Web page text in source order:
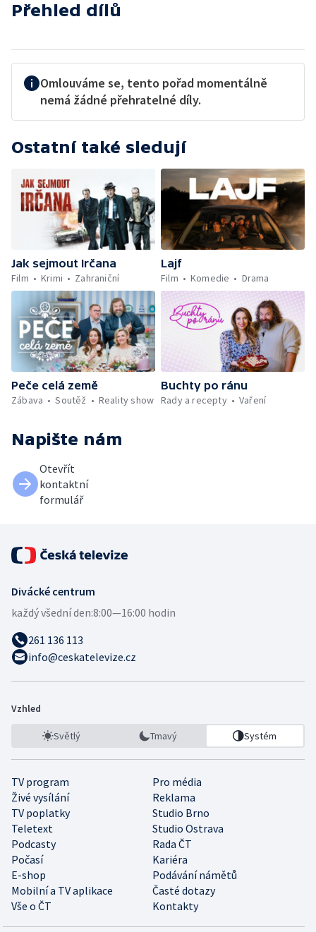
Přehled dílů
Omlouváme se, tento pořad momentálně
nemá žádné přehratelné díly.
Ostatní také sledují
Jak sejmout Irčana
Film
Krimi Zahraniční
Lajf
Film
Komedie Drama
Peče celá země
Zábava
Soutěž Reality show
Buchty po ránu
Rady a recepty
Vaření
Napište nám
Otevřít
kontaktní
formulář
Divácké centrum
každý všední den:8:00—16:00 hodin
261 136 113
info@ceskatelevize.cz
Vzhled
Světlý Tmavý Systém
TV program
Pro média
Živé vysílání
Reklama
TV poplatky
Studio Brno
Teletext
Studio Ostrava
Podcasty
Rada ČT
Počasí
Kariéra
E-shop
Podávání námětů
Mobilní a TV aplikace
Časté dotazy
Vše o ČT
Kontakty